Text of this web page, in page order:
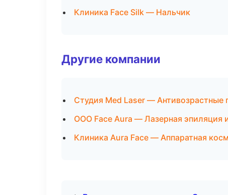
Клиника Face Silk — Нальчик
Другие компании
Студия Med Laser —
ООО Face Aura — Лазерная
Клиника Aura Face — Аппаратная